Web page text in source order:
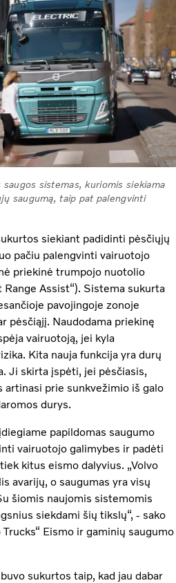
saugos sistemas, kuriomis siekiama
saugumą, taip pat palengvinti
siekiant padidinti pėsčiųjų
pačiu palengvinti vairuotojo
priekinė trumpojo nuotolio
Assist“). Sistema sukurta
pavojingoje zonoje
pėsčiąjį. Naudodama priekinę
vairuotoją, jei kyla
Kita nauja funkcija yra durų
Ji skirta įspėti, jei pėsčiasis,
prie sunkvežimio iš galo
durys.
papildomas saugumo
vairuotojo galimybes ir padėti
kitus eismo dalyvius. „Volvo
avarijų, o saugumas yra visų
šiomis naujomis sistemomis
siekdami šių tikslų“, - sako
Eismo ir gaminių saugumo
sukurtos taip, kad jau dabar